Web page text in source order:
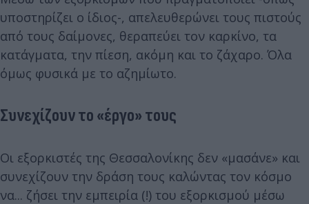
υποστηρίζει ο ίδιος-, απελευθερώνει τους πιστούς
από τους δαίμονες, θεραπεύει τον καρκίνο, τα
κατάγματα, την πίεση, ακόμη και το ζάχαρο. Όλα
όμως φυσικά με το αζημίωτο.
Συνεχίζουν το «έργο» τους
Οι εξορκιστές της Θεσσαλονίκης δεν «μασάνε» και
συνεχίζουν την δράση τους καλώντας τον κόσμο
να... ζήσει την εμπειρία (!) του εξορκισμού μέσω